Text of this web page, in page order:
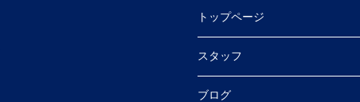
トップページ
スタッフ
ブログ